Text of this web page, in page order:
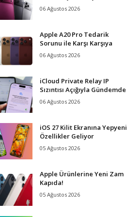
06 Ağustos 2026
Apple A20 Pro Tedarik
Sorunu ile Karşı Karşıya
06 Ağustos 2026
iCloud Private Relay IP
Sızıntısı Açığıyla Gündemde
06 Ağustos 2026
iOS 27 Kilit Ekranına Yepyeni
Özellikler Geliyor
05 Ağustos 2026
Apple Ürünlerine Yeni Zam
Kapıda!
05 Ağustos 2026